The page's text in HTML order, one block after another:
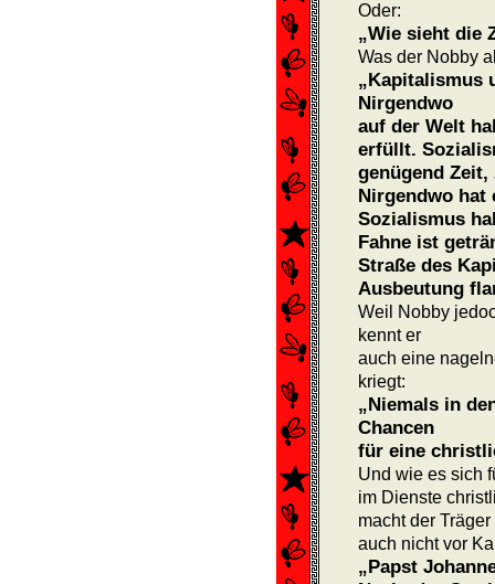
Oder:
„Wie sieht die
Was der Nobby
„Kapitalismus
Nirgendwo
auf der Welt
erfüllt.
genügend Zeit,
Nirgendwo hat
Sozialis­mus
Fahne ist
Straße des
Ausbeutung
Weil Nobby
kennt er
auch eine
kriegt:
„Niemals in
Chancen
für eine
Und wie es sich
im Dienste
macht der
auch nicht vor
„Papst